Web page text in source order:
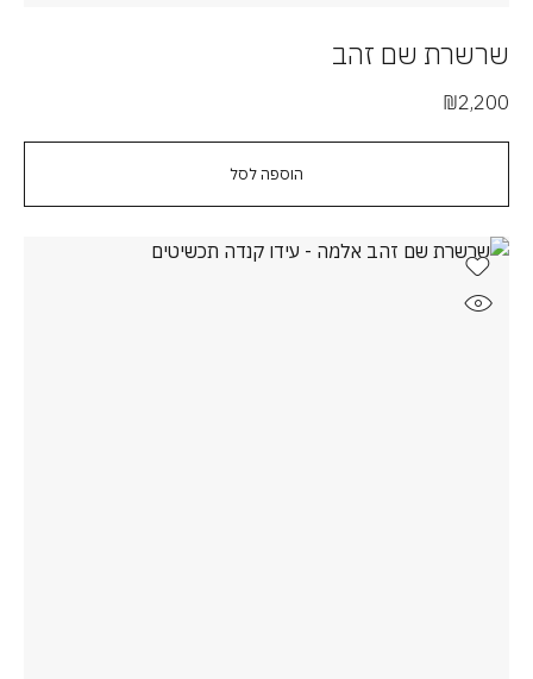
הוספה לסל
שרשרת שם זהב
₪2,200